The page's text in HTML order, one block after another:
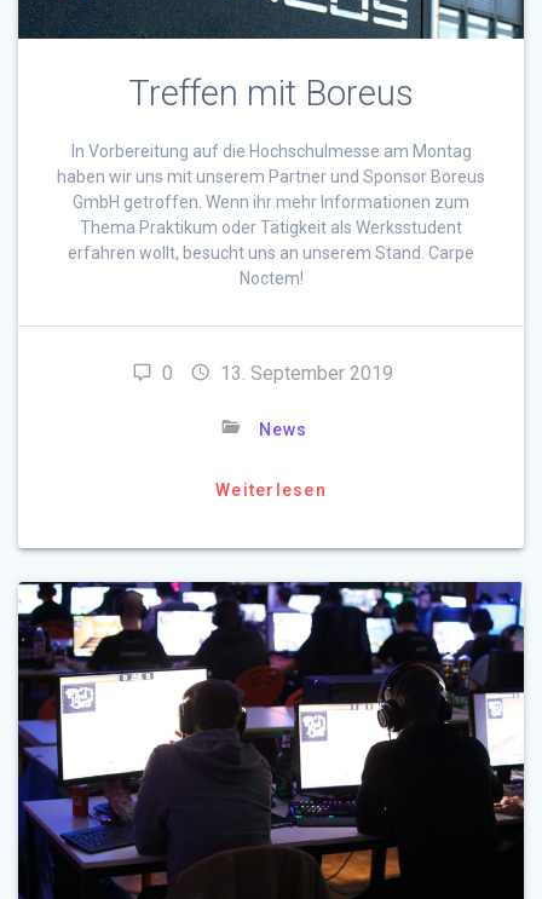
Treffen mit Boreus
In Vorbereitung auf die Hochschulmesse am Montag
haben wir uns mit unserem Partner und Sponsor Boreus
GmbH getroffen. Wenn ihr mehr Informationen zum
Thema Praktikum oder Tätigkeit als Werksstudent
erfahren wollt, besucht uns an unserem Stand. Carpe
Noctem!
0 13. September 2019
News
Weiterlesen